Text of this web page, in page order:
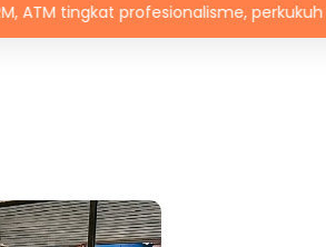
perkukuh integriti